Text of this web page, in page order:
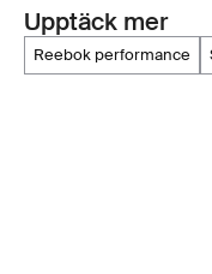
Upptäck mer
reebok performance